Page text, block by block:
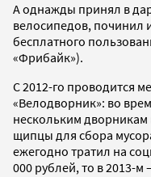
А однажды принял в
велосипедов, починил
бесплатного
«Фрибайк»).
С 2012-го проводится
«Велодворник»: во
нескольким
щипцы для сбора
ежегодно тратил на
000 рублей, то в 2013-